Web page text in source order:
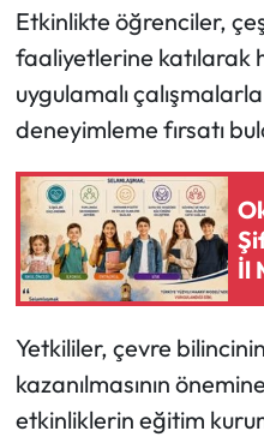
Etkinlikte öğrenciler,
faaliyetlerine katılarak
uygulamalı çalışmalarla
deneyimleme fırsatı
İl
Yetkililer, çevre
kazanılmasının
etkinliklerin eğitim
Ortaköy Haberleri
Osmancık Haberleri
Otomotiv
Resmi İlan
Resmi Reklam
Sağlık
Siyaset